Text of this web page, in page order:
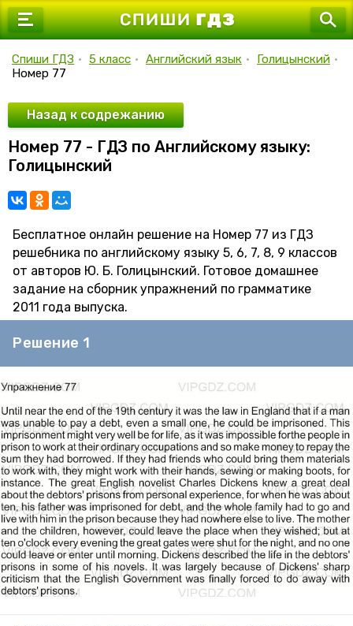
7 класс
9 класс
10 класс
11 класс
Спиши ГДЗ • 5 класс • Английский язык • Голицынский •
Номер 77
Назад к содрежанию
Номер 77 - ГДЗ по Английскому языку:
Голицынский
Бесплатное онлайн решение на Номер 77 из ГДЗ
решебника по английскому языку 5, 6, 7, 8, 9 классов
от авторов Ю. Б. Голицынский. Готовое домашнее
задание на сборник упражнений по грамматике
2011 года выпуска.
Решение 1